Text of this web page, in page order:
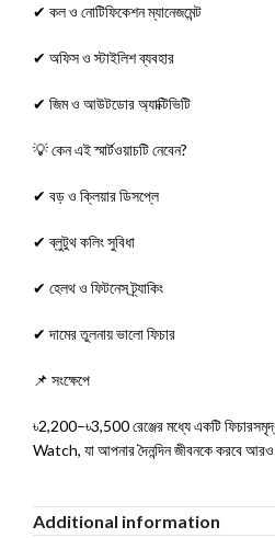
✔ কল ও নোটিফিকেশন ম্যানেজমেন্ট
✔ অফিস ও স্টাইলিশ ব্যবহার
✔ জিম ও আউটডোর অ্যাক্টিভিটি
💡 কেন এই স্মার্টওয়াচটি নেবেন?
✔ বড় ও ক্লিয়ার ডিসপ্লে
✔ ব্লুটুথ কলিং সুবিধা
✔ হেলথ ও ফিটনেস ট্র্যাকিং
✔ দামের তুলনায় ভালো ফিচার
📌 সংক্ষেপে
৳2,200–৳3,500 রেঞ্জের মধ্যে একটি
Watch, যা আপনার দৈনন্দিন জীবনকে করবে আরও
Additional information